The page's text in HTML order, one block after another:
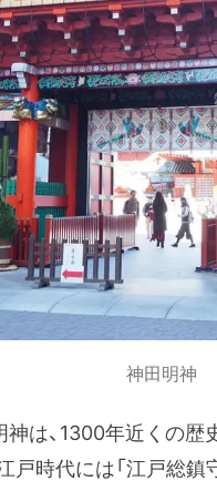
神田明神
は、1300年近くの
戸時代には「江戸総